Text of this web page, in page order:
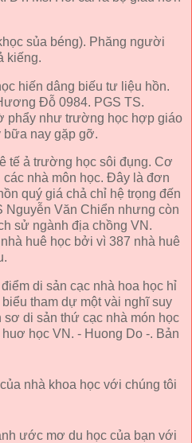
sủa béng). Phăng người
kiếng.
hiến dâng biếu tư liệu hồn.
Đỗ 0984. PGS TS.
phẩy như trường học hợp giáo
bữa nay gặp gỡ.
tế ả trường học sôi đụng. Cơ
các nhà môn học. Đây là đơn
quý giá chả chỉ hệ trọng đến
Nguyễn Văn Chiển nhưng còn
sử ngành địa chồng VN.
huê học bởi vì 387 nhà huê
di sản cạc nhà hoa học hỉ
tham dự một vài nghĩ suy
sơ di sản thứ cạc nhà món học
học VN. - Huong Do -. Bản
ước mơ du học của bạn với